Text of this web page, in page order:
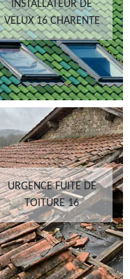
INSTALLATEUR DE
VELUX 16 CHARENTE
URGENCE FUITE DE
TOITURE 16